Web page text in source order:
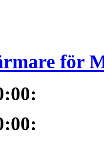
för
:
: